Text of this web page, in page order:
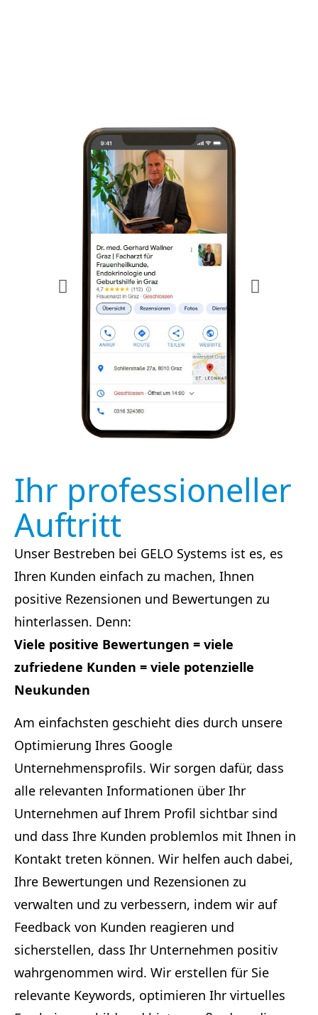
Ihr professioneller
Auftritt
Unser Bestreben bei GELO Systems ist es, es
Ihren Kunden einfach zu machen, Ihnen
positive Rezensionen und Bewertungen zu
hinterlassen. Denn:
Viele positive Bewertungen = viele
zufriedene Kunden = viele potenzielle
Neukunden
Am einfachsten geschieht dies durch unsere
Optimierung Ihres Google
Unternehmensprofils. Wir sorgen dafür, dass
alle relevanten Informationen über Ihr
Unternehmen auf Ihrem Profil sichtbar sind
und dass Ihre Kunden problemlos mit Ihnen in
Kontakt treten können. Wir helfen auch dabei,
Ihre Bewertungen und Rezensionen zu
verwalten und zu verbessern, indem wir auf
Feedback von Kunden reagieren und
sicherstellen, dass Ihr Unternehmen positiv
wahrgenommen wird. Wir erstellen für Sie
relevante Keywords, optimieren Ihr virtuelles